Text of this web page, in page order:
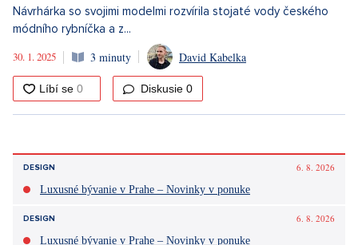
Návrhárka so svojimi modelmi rozvírila stojaté vody českého
módního rybníčka a z...
30. 1. 2025
3 minuty David Kabelka
Diskusie 0
DESIGN
6. 8. 2026
Luxusné bývanie v Prahe – Novinky v ponuke
DESIGN
6. 8. 2026
Luxusné bývanie v Prahe – Novinky v ponuke